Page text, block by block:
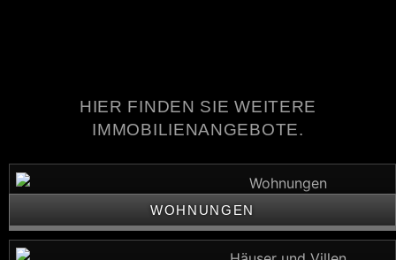
HIER FINDEN SIE WEITERE
IMMOBILIENANGEBOTE.
WOHNUNGEN